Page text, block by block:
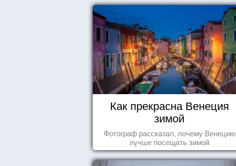
Как прекрасна Венеция
зимой
Фотограф рассказал, почему Венецию
лучше посещать зимой